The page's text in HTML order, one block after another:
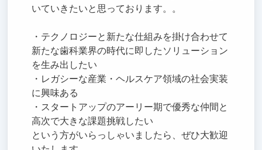
いていきたいと思っております。。
・テクノロジーと新たな仕組みを掛け合わせて
新たな歯科業界の時代に即したソリューション
を生み出したい
・レガシーな産業・ヘルスケア領域の社会実装
に興味ある
・スタートアップのアーリー期で優秀な仲間と
高次で大きな課題挑戦したい
という方がいらっしゃいましたら、ぜひ大歓迎